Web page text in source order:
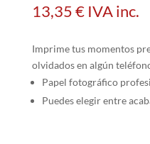
13,35€ IVA inc.
Imprime tus momentos
olvidados en algún
Papel fotográfico
Puedes elegir entre